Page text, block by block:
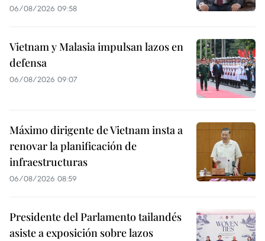
06/08/2026 09:58
Vietnam y Malasia impulsan lazos en
defensa
06/08/2026 09:07
Máximo dirigente de Vietnam insta a
renovar la planificación de
infraestructuras
06/08/2026 08:59
Presidente del Parlamento tailandés
asiste a exposición sobre lazos